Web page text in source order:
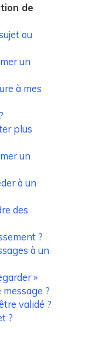
de
ou
un
à mes
plus
un
à un
des
?
à un
»
?
validé ?
?